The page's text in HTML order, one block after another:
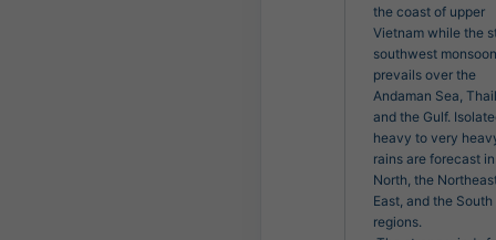
the coast of upper
Vietnam while the
southwest monsoon
prevails over the
Andaman Sea,
and the Gulf.
heavy to very
rains are forecast
North, the
East, and the South
regions.